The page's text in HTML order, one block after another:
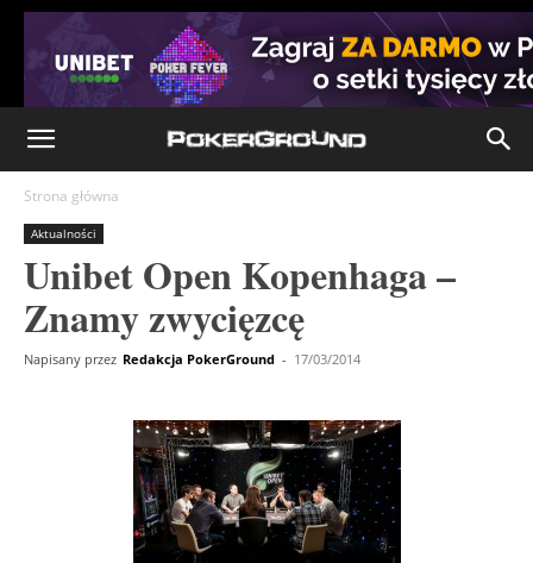
Strona główna
Aktualności
Unibet Open Kopenhaga –
Znamy zwycięzcę
Napisany przez Redakcja PokerGround - 17/03/2014